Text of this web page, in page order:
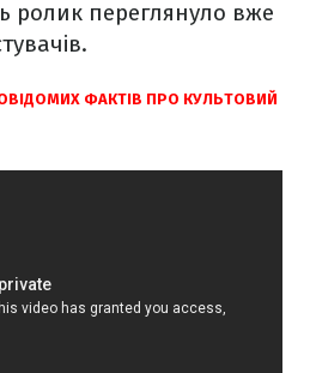
ролик переглянуло вже
ФАКТІВ ПРО КУЛЬТОВИЙ